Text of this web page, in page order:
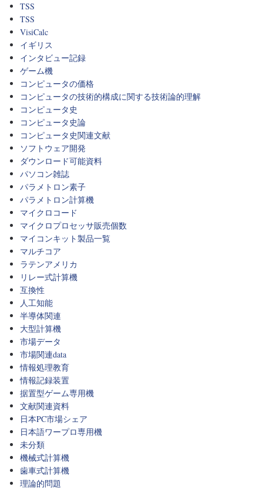
TSS
TSS
VisiCalc
イギリス
インタビュー記録
ゲーム機
コンピュータの価格
コンピュータの技術的構成に関する技術論的理解
コンピュータ史
コンピュータ史論
コンピュータ史関連文献
ソフトウェア開発
ダウンロード可能資料
パソコン雑誌
パラメトロン素子
パラメトロン計算機
マイクロコード
マイクロプロセッサ販売個数
マイコンキット製品一覧
マルチコア
ラテンアメリカ
リレー式計算機
互換性
人工知能
半導体関連
大型計算機
市場データ
市場関連data
情報処理教育
情報記録装置
据置型ゲーム専用機
文献関連資料
日本PC市場シェア
日本語ワープロ専用機
未分類
機械式計算機
歯車式計算機
理論的問題